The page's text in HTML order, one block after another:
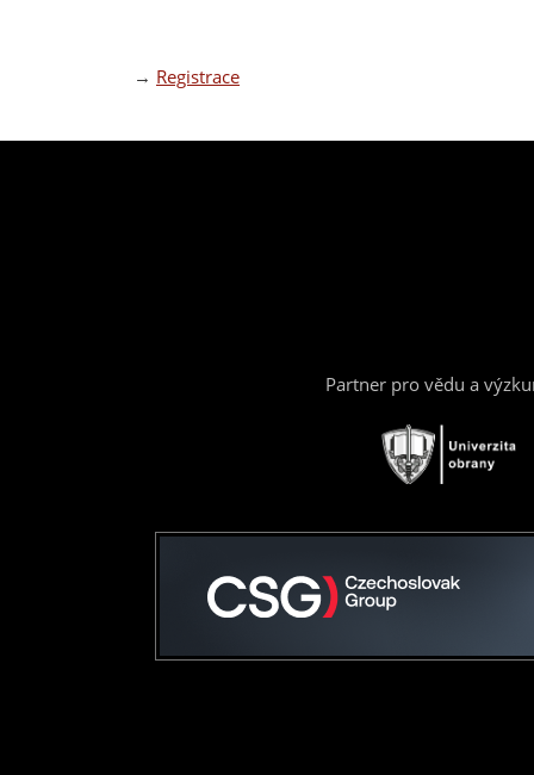
→ Registrace
Partner pro vědu a